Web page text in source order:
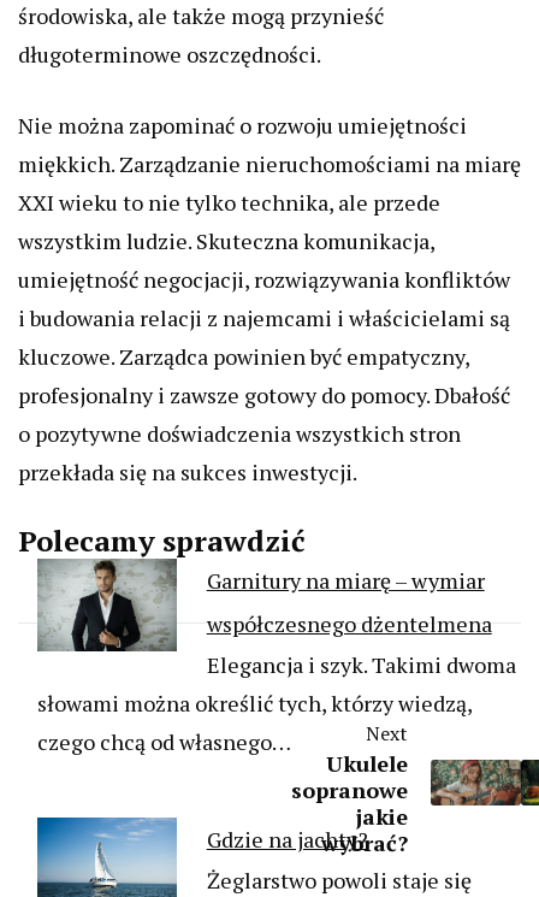
środowiska, ale także mogą przynieść
długoterminowe oszczędności.
Nie można zapominać o rozwoju umiejętności
miękkich. Zarządzanie nieruchomościami na miarę
XXI wieku to nie tylko technika, ale przede
wszystkim ludzie. Skuteczna komunikacja,
umiejętność negocjacji, rozwiązywania konfliktów
i budowania relacji z najemcami i właścicielami są
kluczowe. Zarządca powinien być empatyczny,
profesjonalny i zawsze gotowy do pomocy. Dbałość
o pozytywne doświadczenia wszystkich stron
przekłada się na sukces inwestycji.
Polecamy sprawdzić
Garnitury na miarę – wymiar
współczesnego dżentelmena
Elegancja i szyk. Takimi dwoma
słowami można określić tych, którzy wiedzą,
czego chcą od własnego…
Gdzie na jachty?
Żeglarstwo powoli staje się
Next
Ukulele
sopranowe
jakie
wybrać?